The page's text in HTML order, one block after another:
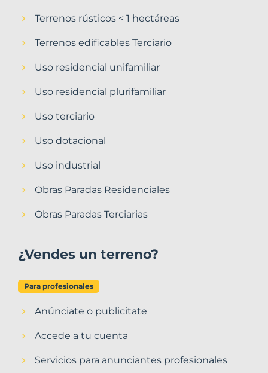
Terrenos rústicos < 1 hectáreas
Terrenos edificables Terciario
Uso residencial unifamiliar
Uso residencial plurifamiliar
Uso terciario
Uso dotacional
Uso industrial
Obras Paradas Residenciales
Obras Paradas Terciarias
¿Vendes un terreno?
Para profesionales
Anúnciate o publicitate
Accede a tu cuenta
Servicios para anunciantes profesionales